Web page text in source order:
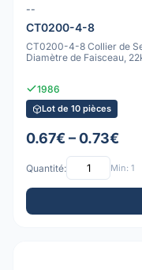
--
CT0200-4-8
CT0200-4-8 Collier de
Diamètre de Faisceau,
1986
Lot de 10 pièces
0.67€ – 0.73€
Quantité: Min: 1